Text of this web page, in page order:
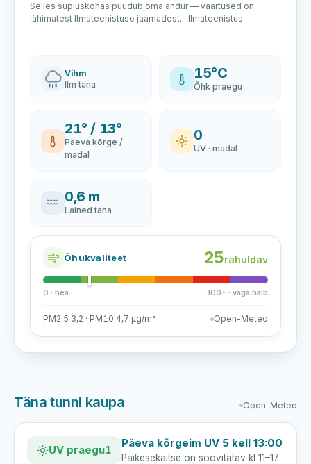
Selles supluskohas puudub oma andur — väärtused on
lähimatest Ilmateenistuse jaamadest. · Ilmateenistus
Vihm
Ilm täna
15°C
Õhk praegu
21° / 13°
Päeva kõrge /
madal
0
UV · madal
0,6 m
Lained täna
Õhukvaliteet 25rahuldav
0 · hea 100+ · väga halb
PM2.5 3,2 · PM10 4,7 µg/m³ Open-Meteo
Täna tunni kaupa Open-Meteo
UV praegu1
Päeva kõrgeim UV 5 kell 13:00
Päikesekaitse on soovitatav kl 11–17